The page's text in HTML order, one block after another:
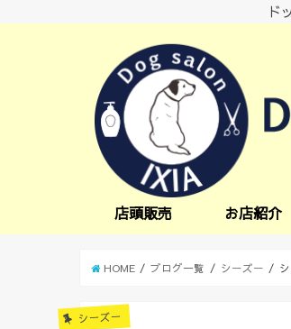
ド
店頭販売 お店紹介
HOME ブログ一覧 シーズー
シーズー